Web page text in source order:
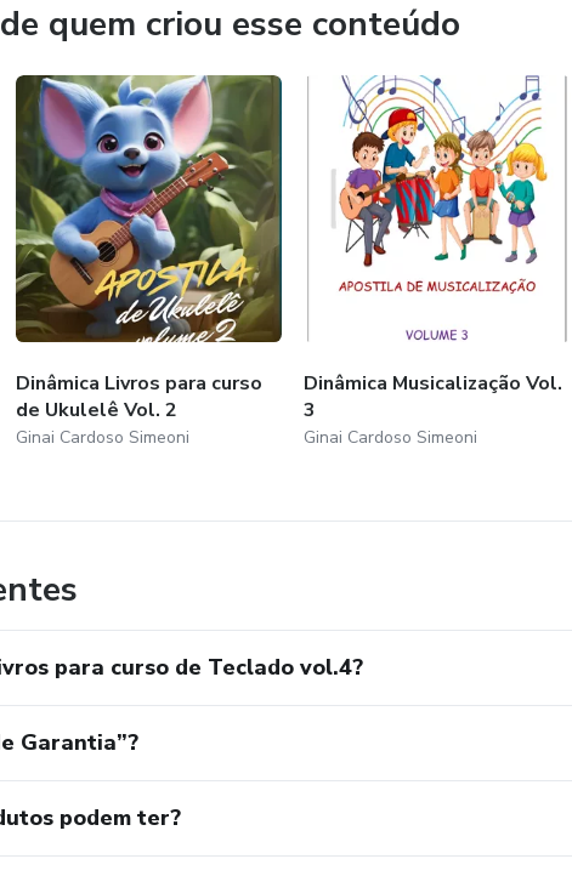
quem criou esse conteúdo
Dinâmica Livros para curso
de Ukulelê Vol. 2
Ginai Cardoso Simeoni
Dinâmica Musicalização Vol.
3
Ginai Cardoso Simeoni
para curso de Teclado vol.4?
Garantia”?
podem ter?